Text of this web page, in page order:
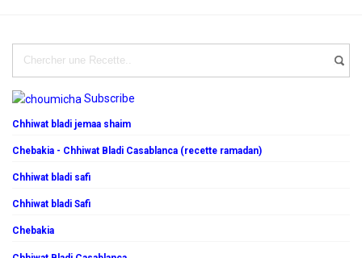
Subscribe
Chhiwat bladi jemaa shaim
Chebakia - Chhiwat Bladi Casablanca (recette ramadan)
Chhiwat bladi safi
Chhiwat bladi Safi
Chebakia